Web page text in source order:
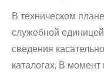
В техническом
служебной
сведения
каталогах. В момент